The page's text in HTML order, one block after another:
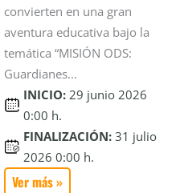
convierten en una gran
aventura educativa bajo la
temática “MISIÓN ODS:
Guardianes...
INICIO: 29 junio 2026
0:00 h.
FINALIZACIÓN: 31 julio
2026 0:00 h.
Ver más »